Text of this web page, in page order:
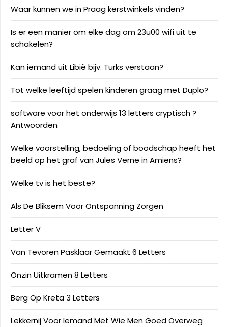
Waar kunnen we in Praag kerstwinkels vinden?
Is er een manier om elke dag om 23u00 wifi uit te
schakelen?
Kan iemand uit Libië bijv. Turks verstaan?
Tot welke leeftijd spelen kinderen graag met Duplo?
software voor het onderwijs 13 letters cryptisch ?
Antwoorden
Welke voorstelling, bedoeling of boodschap heeft het
beeld op het graf van Jules Verne in Amiens?
Welke tv is het beste?
Als De Bliksem Voor Ontspanning Zorgen
Letter V
Van Tevoren Pasklaar Gemaakt 6 Letters
Onzin Uitkramen 8 Letters
Berg Op Kreta 3 Letters
Lekkernij Voor Iemand Met Wie Men Goed Overweg